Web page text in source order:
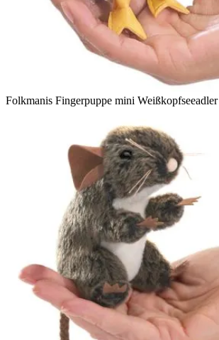
Folkmanis Fingerpuppe mini Weißkopfseeadler